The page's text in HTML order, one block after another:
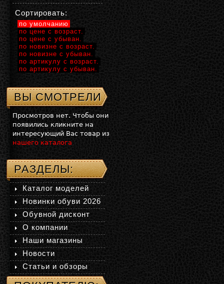
Сортировать:
по умолчанию
по цене с возраст.
по цене с убыван.
по новизне с возраст.
по новизне с убыван.
по артикулу с возраст.
по артикулу с убыван.
ВЫ СМОТРЕЛИ
Просмотров нет. Чтобы они
появились кликните на
интересующий Вас товар из
нашего каталога
РАЗДЕЛЫ:
Каталог моделей
Новинки обуви 2026
Обувной дисконт
О компании
Наши магазины
Новости
Статьи и обзоры